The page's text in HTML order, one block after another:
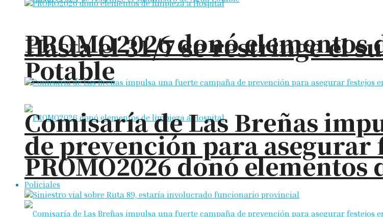
Hasta el 31/7 se restringe el
Potable
PROMO2026 donó
PROMO2026 donó
Comisaría de Las Breñas
de prevención para asegurar
Policiales